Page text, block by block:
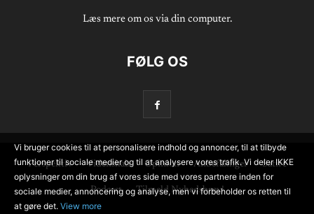
Læs mere om os via din computer.
FØLG OS
Perspektiv Videnskab Opinion Anbefalinger Satire
Podcast Tilmeld Nyhedsbrev!
Vi bruger cookies til at personalisere indhold og annoncer, til at tilbyde
funktioner til sociale medier og til at analysere vores trafik. Vi deler IKKE
oplysninger om din brug af vores side med vores partnere inden for
sociale medier, annoncering og analyse, men vi forbeholder os retten til
at gøre det. View more